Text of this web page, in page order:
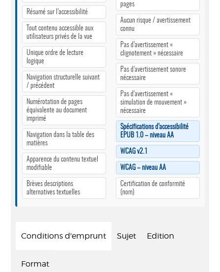
Résumé sur l’accessibilité
Tout contenu accessible aux
utilisateurs privés de la vue
Unique ordre de lecture
logique
Navigation structurelle suivant
/ précédent
Numérotation de pages
équivalente au document
imprimé
Navigation dans la table des
matières
Apparence du contenu textuel
modifiable
Brèves descriptions
alternatives textuelles
pages
Aucun risque / avertissement
connu
Pas d’avertissement «
clignotement » nécessaire
Pas d’avertissement sonore
nécessaire
Pas d’avertissement «
simulation de mouvement »
nécessaire
Spécifications d’accessibilité
EPUB 1.0 – niveau AA
WCAG v2.1
WCAG – niveau AA
Certification de conformité
(nom)
Conditions d'emprunt Sujet Edition
Format